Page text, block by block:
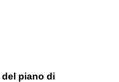
piano di